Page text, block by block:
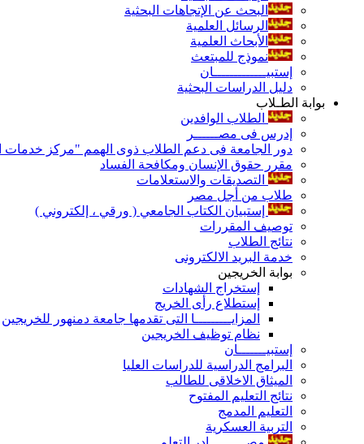
البحث عن الإتجاهات البحثية
الرسائل العلمية
الأبحاث العلمية
نموذج للمبتعث
إستبيـــــــــــــان
دليل الدراسات البحثية
بوابة الطـلاب
الطلاب الوافدين
إدرس فى مصــــــر
دور الجامعة فى دعم الطلاب ذوى الهمم "مركز خدمات
مقرر حقوق الإنسان ومكافحة الفساد
التصديقات والاستعلامات
طلاب من أجل مصر
إستبيان الكتاب الجامعي ( ورقي ، إلكتروني )
توصيف المقررات
نتائج الطلاب
خدمة البريد الالكترونى
بوابة الخريجين
إستخراج الشهادات
إستطلاع رأى الخريج
المزايـــــــــا التى تقدمها جامعة دمنهور للخريجين
نظام توظيف الخريجين
إستبيـــــــان
البرامج الدراسية للدراسات العليا
الميثاق الاخلاقى للطالب
نتائج التعليم المفتوح
التعليم المدمج
التربية العسكرية